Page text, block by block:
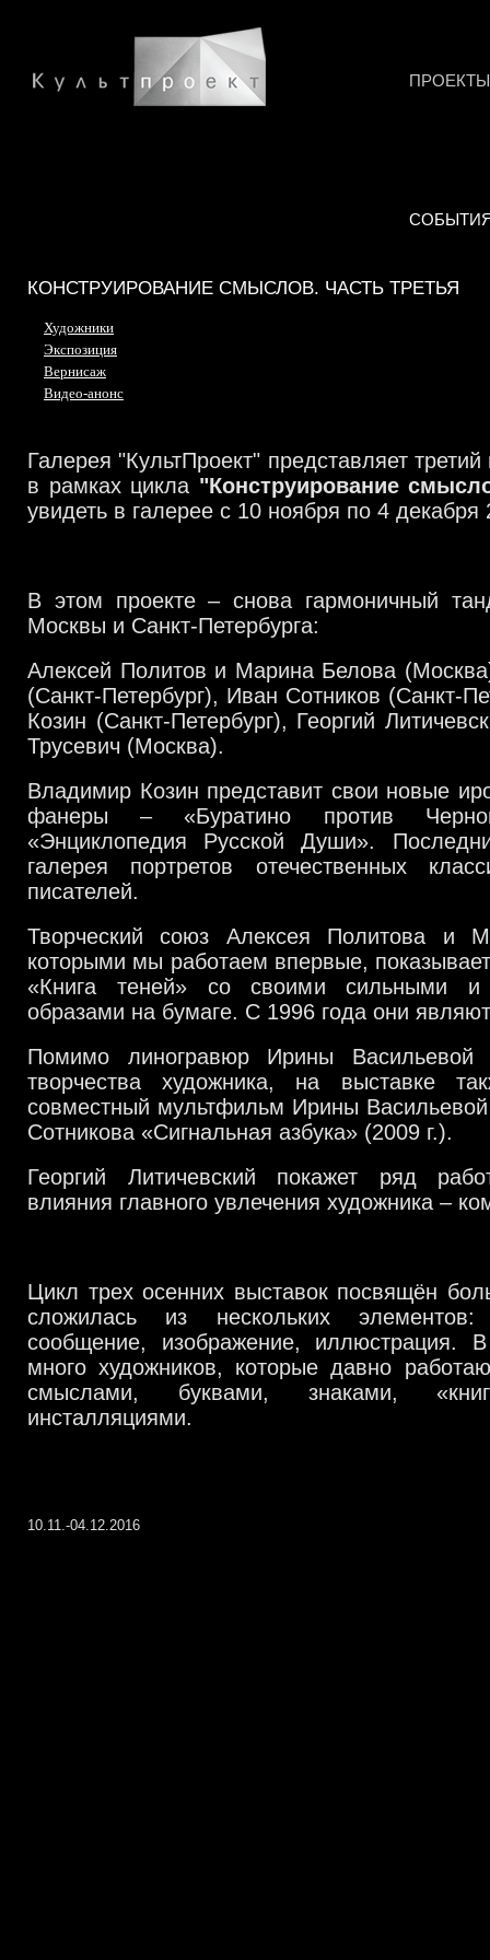
ПРОЕКТЫ
КОНСТРУИРОВАНИЕ СМЫСЛОВ. ЧАСТЬ ТРЕТЬЯ
Художники
Экспозиция
Вернисаж
Видео-анонс
Галерея "КультПроект" представляет
в рамках цикла "Конструирование
увидеть в галерее с 10 ноября по 4 декабря
В этом проекте – снова гармоничный
Москвы и Санкт-Петербурга:
Алексей Политов и Марина Белова
(Санкт-Петербург), Иван Сотников (Санкт-
Козин (Санкт-Петербург), Георгий
Трусевич (Москва).
Владимир Козин представит свои новые
фанеры – «Буратино против
«Энциклопедия Русской Души».
галерея портретов отечественных
писателей.
Творческий союз Алексея Политова и
которыми мы работаем впервые,
«Книга теней» со своими сильными и
образами на бумаге. С 1996 года они
Помимо линогравюр Ирины
творчества художника, на выставке
совместный мультфильм Ирины
Сотникова «Сигнальная азбука» (2009 г.).
Георгий Литичевский покажет ряд
влияния главного увлечения художника –
Цикл трех осенних выставок посвящён
сложилась из нескольких элементов:
сообщение, изображение, иллюстрация.
много художников, которые давно
смыслами, буквами, знаками,
инсталляциями.
10.11.-04.12.2016